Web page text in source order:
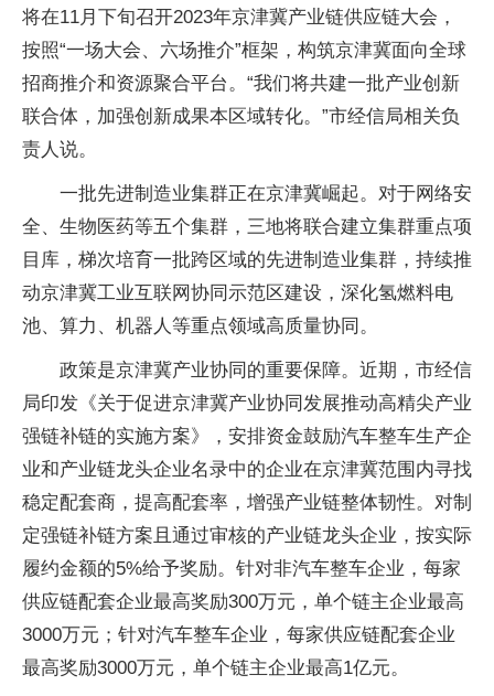
将在11月下旬召开2023年京津冀产业链供应链大会，
按照“一场大会、六场推介”框架，构筑京津冀面向全球
招商推介和资源聚合平台。“我们将共建一批产业创新
联合体，加强创新成果本区域转化。”市经信局相关负
责人说。
一批先进制造业集群正在京津冀崛起。对于网络安
全、生物医药等五个集群，三地将联合建立集群重点项
目库，梯次培育一批跨区域的先进制造业集群，持续推
动京津冀工业互联网协同示范区建设，深化氢燃料电
池、算力、机器人等重点领域高质量协同。
政策是京津冀产业协同的重要保障。近期，市经信
局印发《关于促进京津冀产业协同发展推动高精尖产业
强链补链的实施方案》，安排资金鼓励汽车整车生产企
业和产业链龙头企业名录中的企业在京津冀范围内寻找
稳定配套商，提高配套率，增强产业链整体韧性。对制
定强链补链方案且通过审核的产业链龙头企业，按实际
履约金额的5%给予奖励。针对非汽车整车企业，每家
供应链配套企业最高奖励300万元，单个链主企业最高
3000万元；针对汽车整车企业，每家供应链配套企业
最高奖励3000万元，单个链主企业最高1亿元。